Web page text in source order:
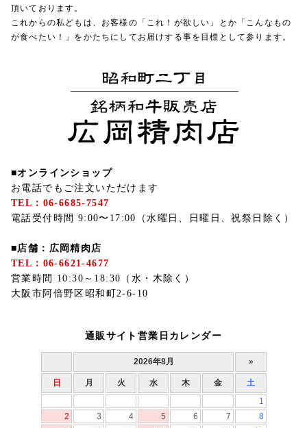
頂いております。
これからの私どもは、お客様の「これ！が欲しい」とか「こんなもの
が食べたい！」をかたちにしてお届けする事を目標として参ります。
■オンラインショップ
お電話でもご注文いただけます
TEL：06-6685-7547
電話受付時間 9:00〜17:00（水曜日、日曜日、祝祭日除く）
■店舗：広岡精肉店
TEL：06-6621-4677
営業時間 10:30～18:30（水・木除く）
大阪市阿倍野区昭和町2-6-10
通販サイト営業日カレンダー